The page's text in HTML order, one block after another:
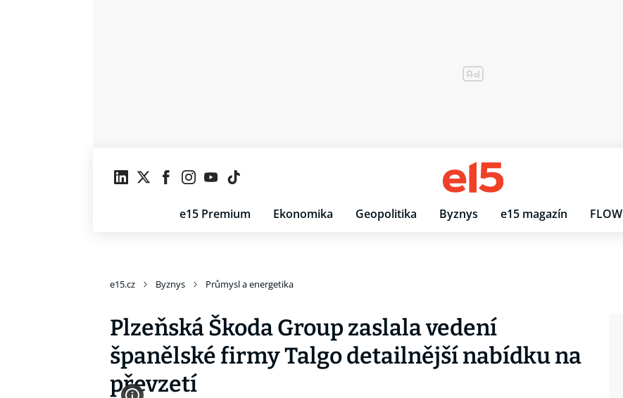
e15 Premium Ekonomika Geopolitika Byznys e15 magazín FLOW
e15.cz Byznys Průmysl a energetika
Plzeňská Škoda Group zaslala vedení
španělské firmy Talgo detailnější nabídku na
převzetí